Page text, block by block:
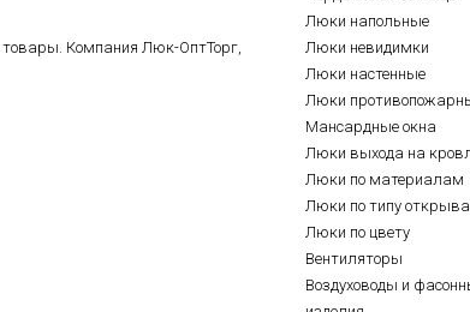
товары. Компания Люк-ОптТорг,
Люки напольные
Люки невидимки
Люки настенные
Люки
Мансардные окна
Люки выхода на
Люки по материалам
Люки по типу
Люки по цвету
Вентиляторы
Воздуховоды и